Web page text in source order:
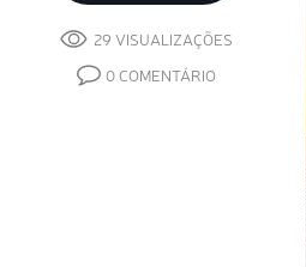
29 VISUALIZAÇÕES
0 COMENTÁRIO